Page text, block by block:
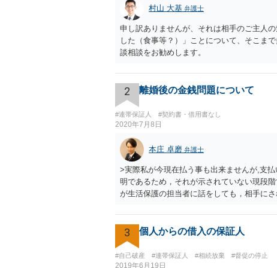
村山 大基 弁護士
申し訳ありませんが、それは相手のご主人
した（食事等？）」ことについて、そこま
談相談をお勧めします。
2 離婚後の金銭問題について
#連帯保証人 #契約書・借用書なし
2020年7月8日
本庄 卓磨 弁護士
>実際私が今現在払う事も出来ませんが,支
明であるため，それが示されていない現段
が生活保護の担当者に話をしても，相手に
3 個人からの借入の保証人
#自己破産 #連帯保証人 #相続放棄 #督促の停止
2019年6月19日